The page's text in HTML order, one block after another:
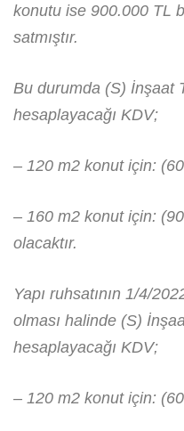
konutu ise 900.000 TL
satmıştır.
Bu durumda (S) İnşaat
hesaplayacağı KDV;
– 120 m2 konut için:
– 160 m2 konut için:
olacaktır.
Yapı ruhsatının 1/4/
olması halinde (S)
hesaplayacağı KDV;
– 120 m2 konut için: